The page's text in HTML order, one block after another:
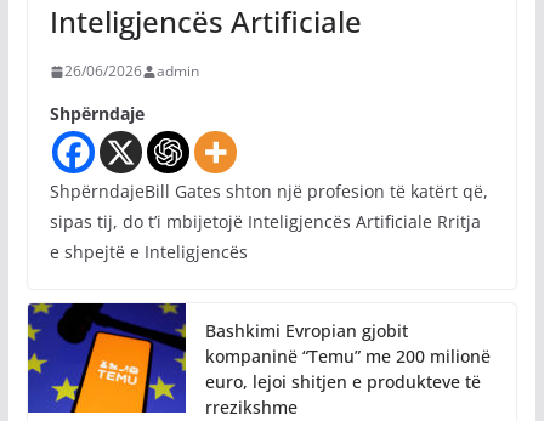
Inteligjencës Artificiale
26/06/2026 admin
Shpërndaje
ShpërndajeBill Gates shton një profesion të katërt që,
sipas tij, do t’i mbijetojë Inteligjencës Artificiale Rritja
e shpejtë e Inteligjencës
Bashkimi Evropian gjobit
kompaninë “Temu” me 200 milionë
euro, lejoi shitjen e produkteve të
rrezikshme